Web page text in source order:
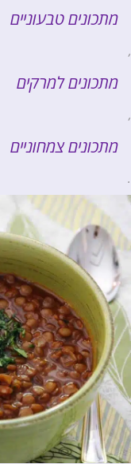
מתכונים טבעוניים
,
מתכונים למרקים
,
מתכונים צמחוניים
.